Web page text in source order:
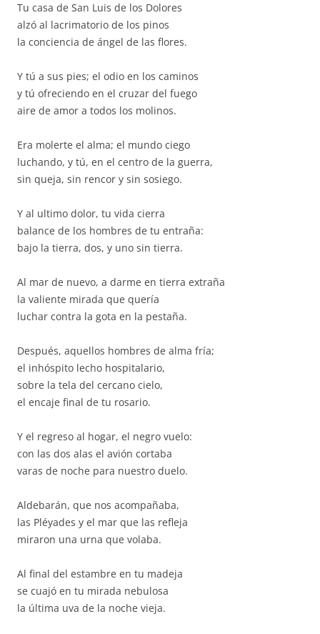
Tu casa de San Luis de los Dolores
alzó al lacrimatorio de los pinos
la conciencia de ángel de las flores.
Y tú a sus pies; el odio en los caminos
y tú ofreciendo en el cruzar del fuego
aire de amor a todos los molinos.
Era molerte el alma; el mundo ciego
luchando, y tú, en el centro de la guerra,
sin queja, sin rencor y sin sosiego.
Y al ultimo dolor, tu vida cierra
balance de los hombres de tu entraña:
bajo la tierra, dos, y uno sin tierra.
Al mar de nuevo, a darme en tierra extraña
la valiente mirada que quería
luchar contra la gota en la pestaña.
Después, aquellos hombres de alma fría;
el inhóspito lecho hospitalario,
sobre la tela del cercano cielo,
el encaje final de tu rosario.
Y el regreso al hogar, el negro vuelo:
con las dos alas el avión cortaba
varas de noche para nuestro duelo.
Aldebarán, que nos acompañaba,
las Pléyades y el mar que las refleja
miraron una urna que volaba.
Al final del estambre en tu madeja
se cuajó en tu mirada nebulosa
la última uva de la noche vieja.